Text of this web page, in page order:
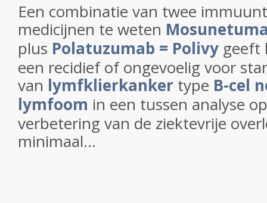
Een combinatie van twee
medicijnen te weten
plus Polatuzumab = Polivy geeft
een recidief of ongevoelig voor
van lymfklierkanker type B-cel
lymfoom in een tussen analyse
verbetering van de ziektevrije
minimaal...